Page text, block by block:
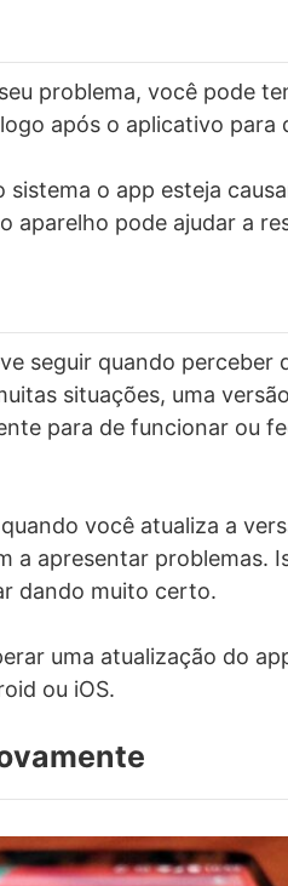
problema, você pode
após o aplicativo para
o app esteja
aparelho pode ajudar a
seguir quando perceber
situações, uma
para de funcionar ou
você atualiza a
a apresentar problemas.
dando muito certo.
uma atualização do
ou iOS.